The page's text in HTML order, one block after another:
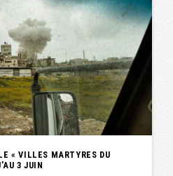
« VILLES MARTYRES DU
3 JUIN